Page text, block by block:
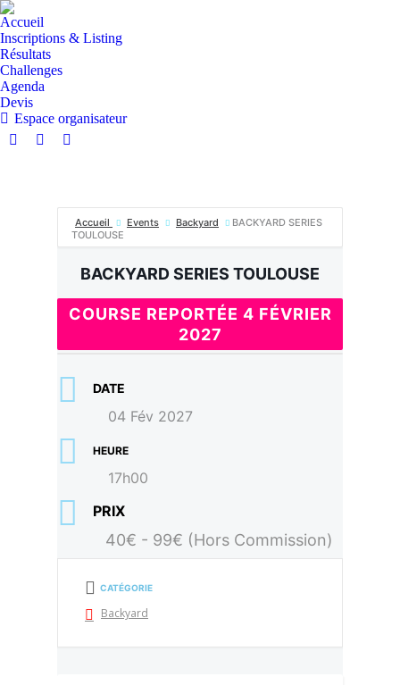
Accueil
Inscriptions & Listing
Résultats
Challenges
Agenda
Devis
Espace organisateur
La
La
s'ouvre
une
nouvelle
La
mail
s'ouvre
dans
une
fenêtre
Accueil Events Backyard
BACKYARD SERIES
TOULOUSE
BACKYARD SERIES TOULOUSE
COURSE REPORTÉE 4 FÉVRIER
2027
DATE
04 Fév 2027
HEURE
17h00
PRIX
40€ - 99€ (Hors Commission)
CATÉGORIE
Backyard